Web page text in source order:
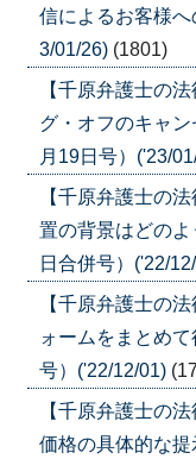
信によるお客様
3/01/26) (1801)
【千原弁護士の
グ・オフのキャ
月19日号）('23/
【千原弁護士の
置の背景はどの
日合併号）('22/
【千原弁護士
ォームをまとめ
号）('22/12/01)
【千原弁護士の
価格の具体的な提